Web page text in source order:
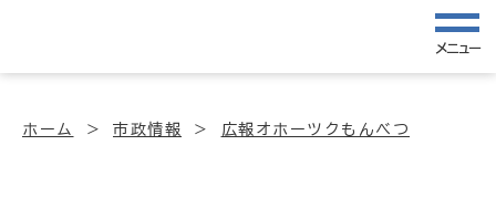
メニュー
ホーム 市政情報 広報オホーツクもんべつ